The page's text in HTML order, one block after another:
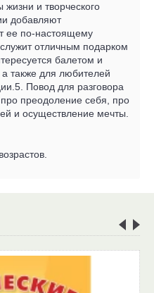
и творческого
добавляют
ее по-настоящему
отличным подарком
балетом и
также для любителей
Повод для разговора
преодоление себя, про
и осуществление мечты.